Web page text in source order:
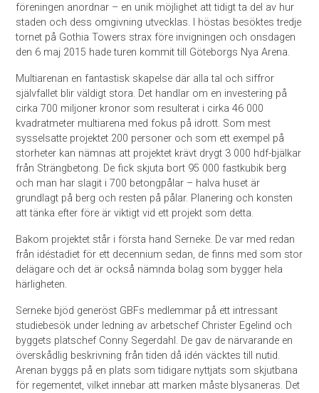
föreningen anordnar – en unik möjlighet att tidigt ta del av hur
staden och dess omgivning utvecklas. I höstas besöktes tredje
tornet på Gothia Towers strax före invigningen och onsdagen
den 6 maj 2015 hade turen kommit till Göteborgs Nya Arena.
Multiarenan en fantastisk skapelse där alla tal och siffror
självfallet blir väldigt stora. Det handlar om en investering på
cirka 700 miljoner kronor som resulterat i cirka 46 000
kvadratmeter multiarena med fokus på idrott. Som mest
sysselsatte projektet 200 personer och som ett exempel på
storheter kan nämnas att projektet krävt drygt 3 000 hdf-bjälkar
från Strängbetong. De fick skjuta bort 95 000 fastkubik berg
och man har slagit i 700 betongpålar – halva huset är
grundlagt på berg och resten på pålar. Planering och konsten
att tänka efter före är viktigt vid ett projekt som detta.
Bakom projektet står i första hand Serneke. De var med redan
från idéstadiet för ett decennium sedan, de finns med som stor
delägare och det är också nämnda bolag som bygger hela
härligheten.
Serneke bjöd generöst GBFs medlemmar på ett intressant
studiebesök under ledning av arbetschef Christer Egelind och
byggets platschef Conny Segerdahl. De gav de närvarande en
överskådlig beskrivning från tiden då idén väcktes till nutid.
Arenan byggs på en plats som tidigare nyttjats som skjutbana
för regementet, vilket innebar att marken måste blysaneras. Det